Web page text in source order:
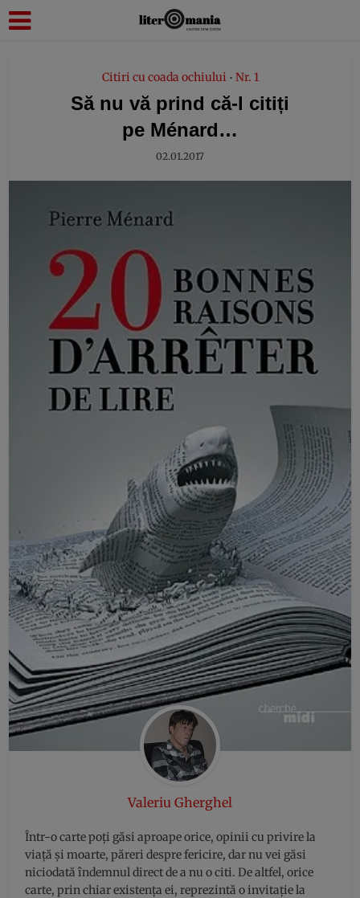
Citiri cu coada ochiului • Nr. 1
Să nu vă prind că-l citiți
pe Ménard…
02.01.2017
Valeriu Gherghel
Într-o carte poți găsi aproape orice, opinii cu privire la
viață și moarte, păreri despre fericire, dar nu vei găsi
niciodată îndemnul direct de a nu o citi. De altfel, orice
carte, prin chiar existența ei, reprezintă o invitație la
modal-check